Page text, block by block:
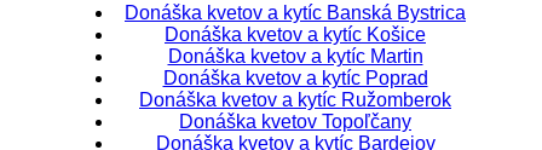
Donáška kvetov a kytíc Banská Bystrica
Donáška kvetov a kytíc Košice
Donáška kvetov a kytíc Martin
Donáška kvetov a kytíc Poprad
Donáška kvetov a kytíc Ružomberok
Donáška kvetov Topoľčany
Donáška kvetov a kytíc Bardejov